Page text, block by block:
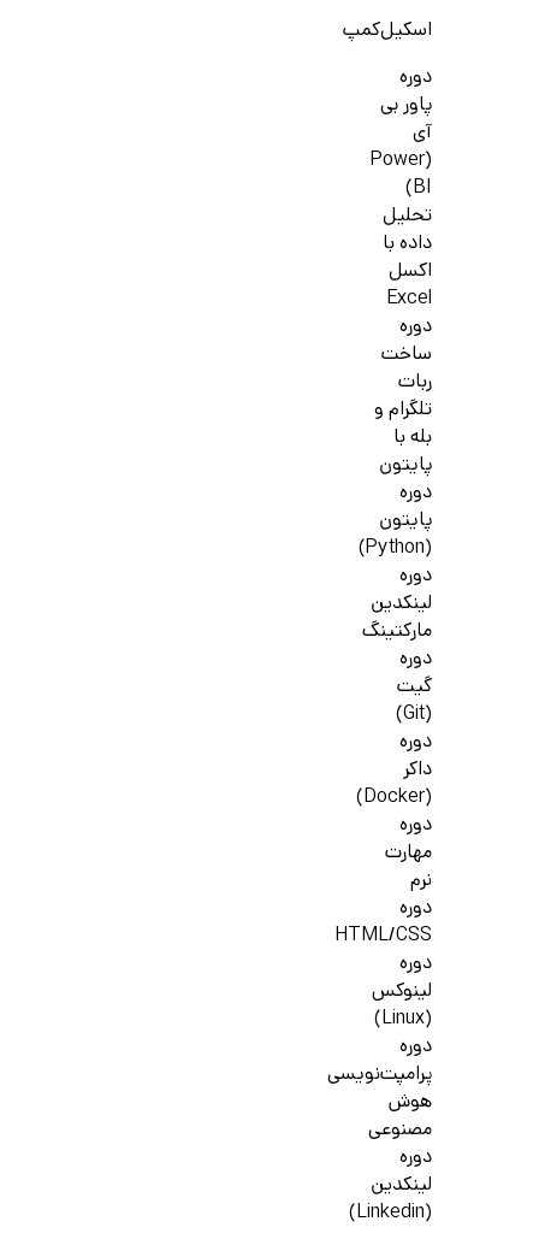
اسکیل‌کمپ
دوره
پاور بی
آی
(Power
BI)
تحلیل
داده با
اکسل
Excel
دوره
ساخت
ربات
تلگرام و
بله با
پایتون
دوره
پایتون
(Python)
دوره
لینکدین
مارکتینگ
دوره
گیت
(Git)
دوره
داکر
(Docker)
دوره
مهارت
نرم
دوره
HTML/CSS
دوره
لینوکس
(Linux)
دوره
پرامپت‌نویسی
هوش
مصنوعی
دوره
لینکدین
(Linkedin)